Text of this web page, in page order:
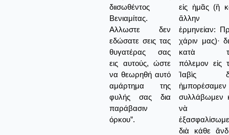
διισωθέντος
Βενιαμίτας.
Αλλωστε δεν
εδώσατε σεις τας
θυγατέρας σας
εις αυτούς, ώστε
να θεωρηθή αυτό
αμάρτημα της
φυλής σας δια
παράβασιν
όρκου”.
εἰς ἡμᾶς (ἢ
ἄλλην
ἑρμηνείαν:
χάριν μας)·
κατὰ
πόλεμον εἰς
Ἰαβὶς
ἠμπορέσαμεν
συλλάβωμεν
νὰ
διὰ κάθε